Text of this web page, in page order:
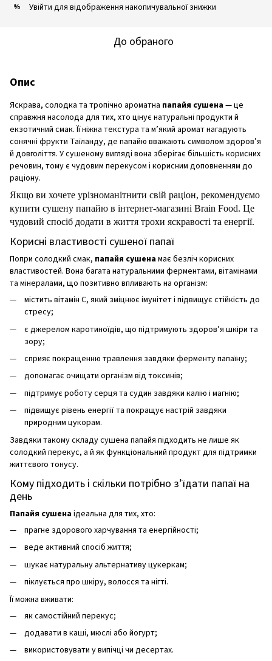
% Увійти для відображення накопичувальної знижки
До обраного
Опис
Яскрава, солодка та тропічно ароматна папайя сушена— це
справжня насолода для тих, хто цінує натуральні продукти й
екзотичний смак. Її ніжна текстура та м’який аромат нагадують
сонячні фрукти Таїланду, де папайю вважають символом здоров’я
й довголіття. У сушеному вигляді вона зберігає більшість корисних
речовин, тому є чудовим перекусом і корисним доповненням до
раціону.
Якщо ви хочете урізноманітнити свій раціон, рекомендуємо
купити сушену папайю в інтернет-магазині Brain Food. Це
чудовий спосіб додати в життя трохи яскравості та енергії.
Корисні властивості сушеної папаї
Попри солодкий смак, папайя сушенамає безліч корисних
властивостей. Вона багата натуральними ферментами, вітамінами
та мінералами, що позитивно впливають на організм:
містить вітамін C, який зміцнює імунітет і підвищує стійкість до
стресу;
є джерелом каротиноїдів, що підтримують здоров’я шкіри та
зору;
сприяє покращенню травлення завдяки ферменту папаїну;
допомагає очищати організм від токсинів;
підтримує роботу серця та судин завдяки калію і магнію;
підвищує рівень енергії та покращує настрій завдяки
природним цукорам.
Завдяки такому складу сушена папайя підходить не лише як
солодкий перекус, а й як функціональний продукт для підтримки
життєвого тонусу.
Кому підходить і скільки потрібно з’їдати папаї на
день
Папайя сушенаідеальна для тих, хто:
прагне здорового харчування та енергійності;
веде активний спосіб життя;
шукає натуральну альтернативу цукеркам;
піклується про шкіру, волосся та нігті.
Її можна вживати:
як самостійний перекус;
додавати в каші, мюслі або йогурт;
використовувати у випічці чи десертах.